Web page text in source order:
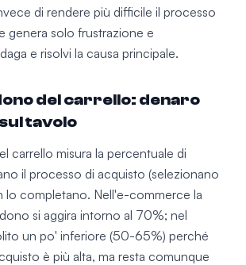
di rendere più difficile il processo
genera solo frustrazione e
e risolvi la causa principale.
del carrello: denaro
tavolo
carrello misura la percentuale di
il processo di acquisto (selezionano
lo completano. Nell'e-commerce la
si aggira intorno al 70%; nel
un po' inferiore (50-65%) perché
è più alta, ma resta comunque